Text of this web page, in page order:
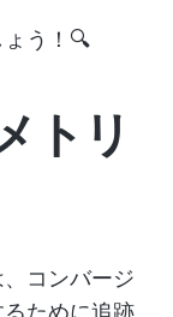
う！🔍
トリ
コンバージ
ために追跡